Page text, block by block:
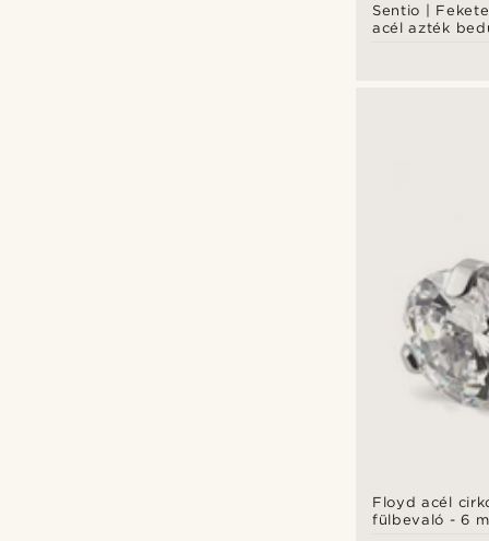
Sentio |
acél azték
Floyd acél
fülbevaló - 6